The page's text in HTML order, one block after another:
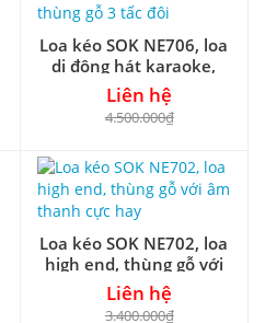
Loa kéo SOK NE706, loa
di động hát karaoke,
thùng gỗ 3 tấc đôi
Liên hệ
4.500.000₫
Loa kéo SOK NE702, loa
high end, thùng gỗ với
âm thanh cực hay
Liên hệ
3.400.000₫